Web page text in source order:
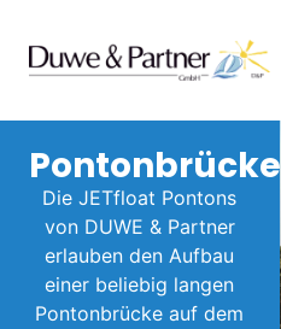
Pontonbrücke
Die JETfloat Pontons
von DUWE & Partner
erlauben den Aufbau
einer beliebig langen
Pontonbrücke auf dem